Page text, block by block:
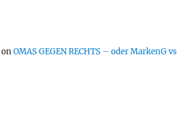
onOMAS GEGEN RECHTS – oder MarkenG vs